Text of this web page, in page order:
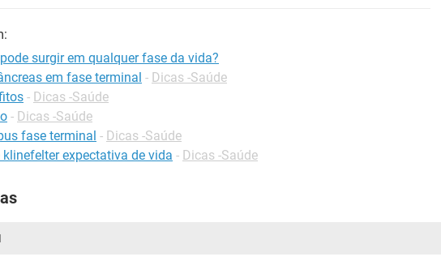
surgir em qualquer fase da vida?
em fase terminal - Dicas -Saúde
- Dicas -Saúde
- Dicas -Saúde
fase terminal - Dicas -Saúde
expectativa de vida - Dicas -Saúde